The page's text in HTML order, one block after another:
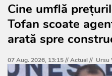
Cine umflă
Tofan scoate
arată spre
07 Aug. 2026, 13:15 //Actual// Ursu